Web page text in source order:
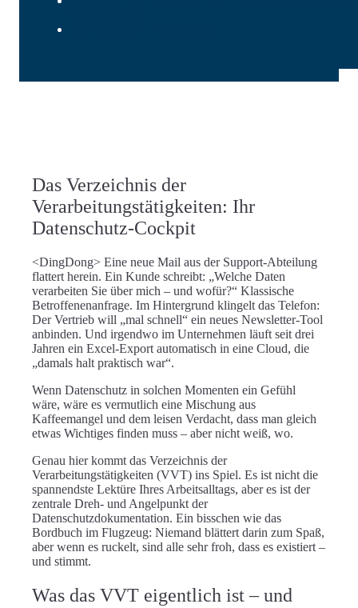
Das Verzeichnis der
Verarbeitungstätigkeiten: Ihr
Datenschutz-Cockpit
<DingDong> Eine neue Mail aus der Support-Abteilung
flattert herein. Ein Kunde schreibt: „Welche Daten
verarbeiten Sie über mich – und wofür?“ Klassische
Betroffenenanfrage. Im Hintergrund klingelt das Telefon:
Der Vertrieb will „mal schnell“ ein neues Newsletter-Tool
anbinden. Und irgendwo im Unternehmen läuft seit drei
Jahren ein Excel-Export automatisch in eine Cloud, die
„damals halt praktisch war“.
Wenn Datenschutz in solchen Momenten ein Gefühl
wäre, wäre es vermutlich eine Mischung aus
Kaffeemangel und dem leisen Verdacht, dass man gleich
etwas Wichtiges finden muss – aber nicht weiß, wo.
Genau hier kommt das Verzeichnis der
Verarbeitungstätigkeiten (VVT) ins Spiel. Es ist nicht die
spannendste Lektüre Ihres Arbeitsalltags, aber es ist der
zentrale Dreh- und Angelpunkt der
Datenschutzdokumentation. Ein bisschen wie das
Bordbuch im Flugzeug: Niemand blättert darin zum Spaß,
aber wenn es ruckelt, sind alle sehr froh, dass es existiert –
und stimmt.
Was das VVT eigentlich ist – und